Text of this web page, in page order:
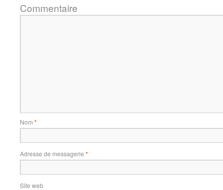
Commentaire
Nom *
Adresse de messagerie *
Site web